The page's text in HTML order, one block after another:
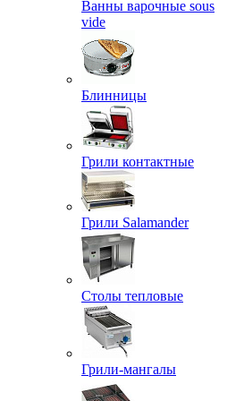
Ванны варочные sous
vide
Блинницы
Грили контактные
Грили Salamander
Столы тепловые
Грили-мангалы